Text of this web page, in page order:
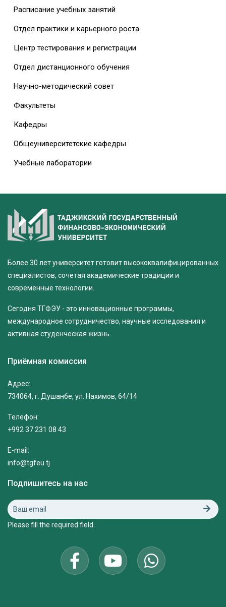
Расписание учебных занятий
Отдел практики и карьерного роста
Центр тестирования и регистрации
Отдел дистанционного обучения
Научно-методический совет
Факультеты
Кафедры
Общеуниверситетские кафедры
Учебные лаборатории
Более 30 лет университет готовит высококвалифицированных
специалистов, сочетая академические традиции и
современные технологии.
Сегодня ТГФЭУ - это инновационные программы,
международное сотрудничество, научные исследования и
активная студенческая жизнь.
Приёмная комиссия
Адрес:
734064, г. Душанбе, ул. Нахимов, 64/14
Телефон:
+992 37 231 08 43
E-mail:
info@tgfeu.tj
Подпишитесь на нас
Please fill the required field.